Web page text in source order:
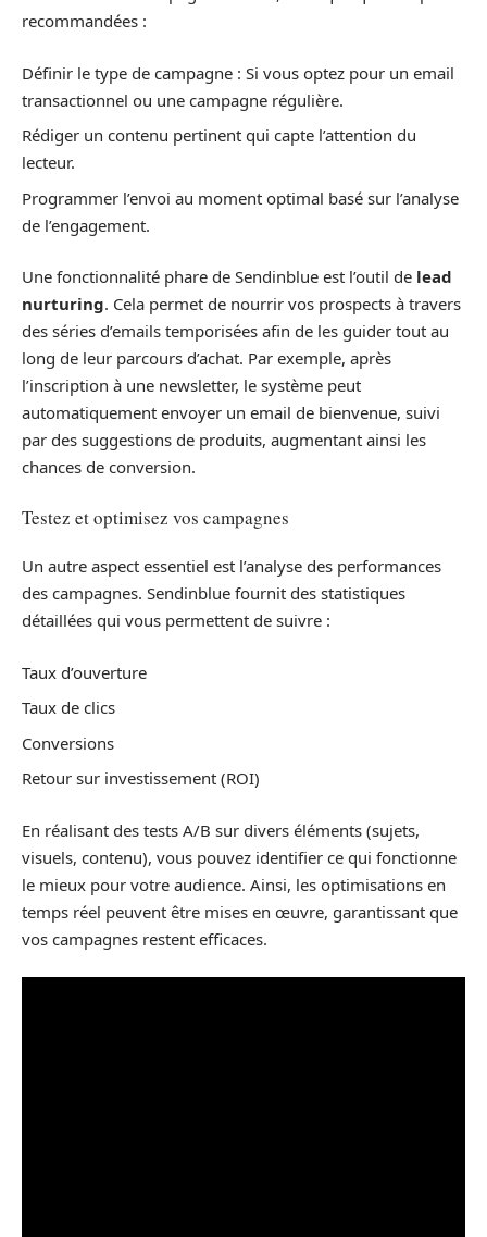
recommandées :
Définir le type de campagne : Si vous optez pour un email
transactionnel ou une campagne régulière.
Rédiger un contenu pertinent qui capte l’attention du
lecteur.
Programmer l’envoi au moment optimal basé sur l’analyse
de l’engagement.
Une fonctionnalité phare de Sendinblue est l’outil de lead
nurturing. Cela permet de nourrir vos prospects à travers
des séries d’emails temporisées afin de les guider tout au
long de leur parcours d’achat. Par exemple, après
l’inscription à une newsletter, le système peut
automatiquement envoyer un email de bienvenue, suivi
par des suggestions de produits, augmentant ainsi les
chances de conversion.
Testez et optimisez vos campagnes
Un autre aspect essentiel est l’analyse des performances
des campagnes. Sendinblue fournit des statistiques
détaillées qui vous permettent de suivre :
Taux d’ouverture
Taux de clics
Conversions
Retour sur investissement (ROI)
En réalisant des tests A/B sur divers éléments (sujets,
visuels, contenu), vous pouvez identifier ce qui fonctionne
le mieux pour votre audience. Ainsi, les optimisations en
temps réel peuvent être mises en œuvre, garantissant que
vos campagnes restent efficaces.